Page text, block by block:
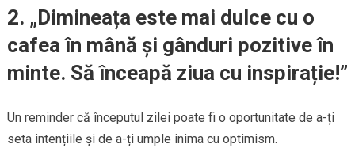
2. „Dimineața este mai dulce cu o
cafea în mână și gânduri pozitive în
minte. Să înceapă ziua cu inspirație!”
Un reminder că începutul zilei poate fi o oportunitate de a-ți
seta intențiile și de a-ți umple inima cu optimism.